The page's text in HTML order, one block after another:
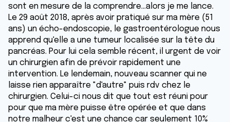
sont en mesure de la comprendre...alors je me lance.
Le 29 août 2018, après avoir pratiqué sur ma mère (51
ans) un écho-endoscopie, le gastroentérologue nous
apprend qu'elle a une tumeur localisée sur la tête du
pancréas. Pour lui cela semble récent, il urgent de voir
un chirurgien afin de prévoir rapidement une
intervention. Le lendemain, nouveau scanner qui ne
laisse rien apparaître "d'autre" puis rdv chez le
chirurgien. Celui-ci nous dit que tout est réuni pour
pour que ma mère puisse être opérée et que dans
notre malheur c'est une chance car seulement 10%